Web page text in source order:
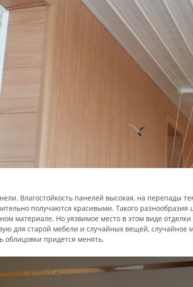
Влагостойкость панелей высокая, на перепады
получаются красивыми. Такого
материале. Но уязвимое место в этом виде
для старой мебели и случайных вещей,
облицовки придется менять.